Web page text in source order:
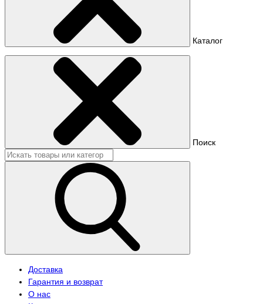
Каталог
Поиск
Доставка
Гарантия и возврат
О нас